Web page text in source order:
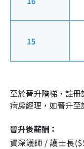
15
至於晉升階梯，註冊
病房經理，如晉升至
晉升後薪酬：
資深護師 / 護士長